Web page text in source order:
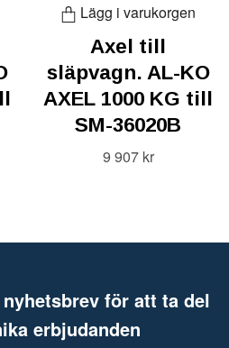
Lägg i varukorgen
Axel till
släpvagn. AL-KO
AXEL 1000 KG till
SM-36020B
9 907 kr
för att ta del
erbjudanden